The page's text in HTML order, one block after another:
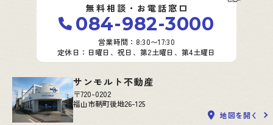
無料相談・お電話窓口
084-982-3000
営業時間：8:30〜17:30
定休日：日曜日、祝日、第2土曜日、第4土曜日
サンモルト不動産
〒720-0202
福山市鞆町後地26-125
地図を開く